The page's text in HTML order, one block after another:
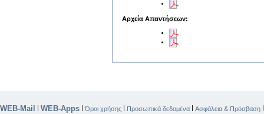
Αρχεία Απαντήσεων:
WEB-Mail WEB-Apps |Όροι χρήσης Προσωπικά δεδομένα Ασφάλεια & Πρόσβαση